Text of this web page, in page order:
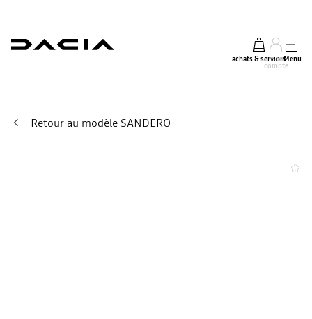
achats & services
mon
compte
Menu
Retour au modèle SANDERO